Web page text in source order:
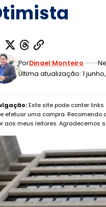
Última atualização: 1
PorDinael Monteiro
Este site pode conter
efetuar uma compra.
aos meus leitores. Agradecemos